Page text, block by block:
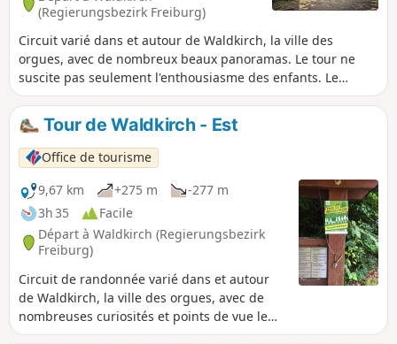
(Regierungsbezirk Freiburg)
Circuit varié dans et autour de Waldkirch, la ville des
orgues, avec de nombreux beaux panoramas. Le tour ne
suscite pas seulement l'enthousiasme des enfants. Le
sentier des chevaliers et en particulier le château de
Kastelburg invitent à toutes sortes de jeux. Mais la vue
étendue jusqu'au Kaiserstuhl, par-delà Waldkirch et le
Kandel est également une expérience formidable.
Tour de Waldkirch - Est
Office de tourisme
9,67 km
+275 m
-277 m
3h 35
Facile
Départ à Waldkirch (Regierungsbezirk
Freiburg)
Circuit de randonnée varié dans et autour
de Waldkirch, la ville des orgues, avec de
nombreuses curiosités et points de vue le
long du chemin.